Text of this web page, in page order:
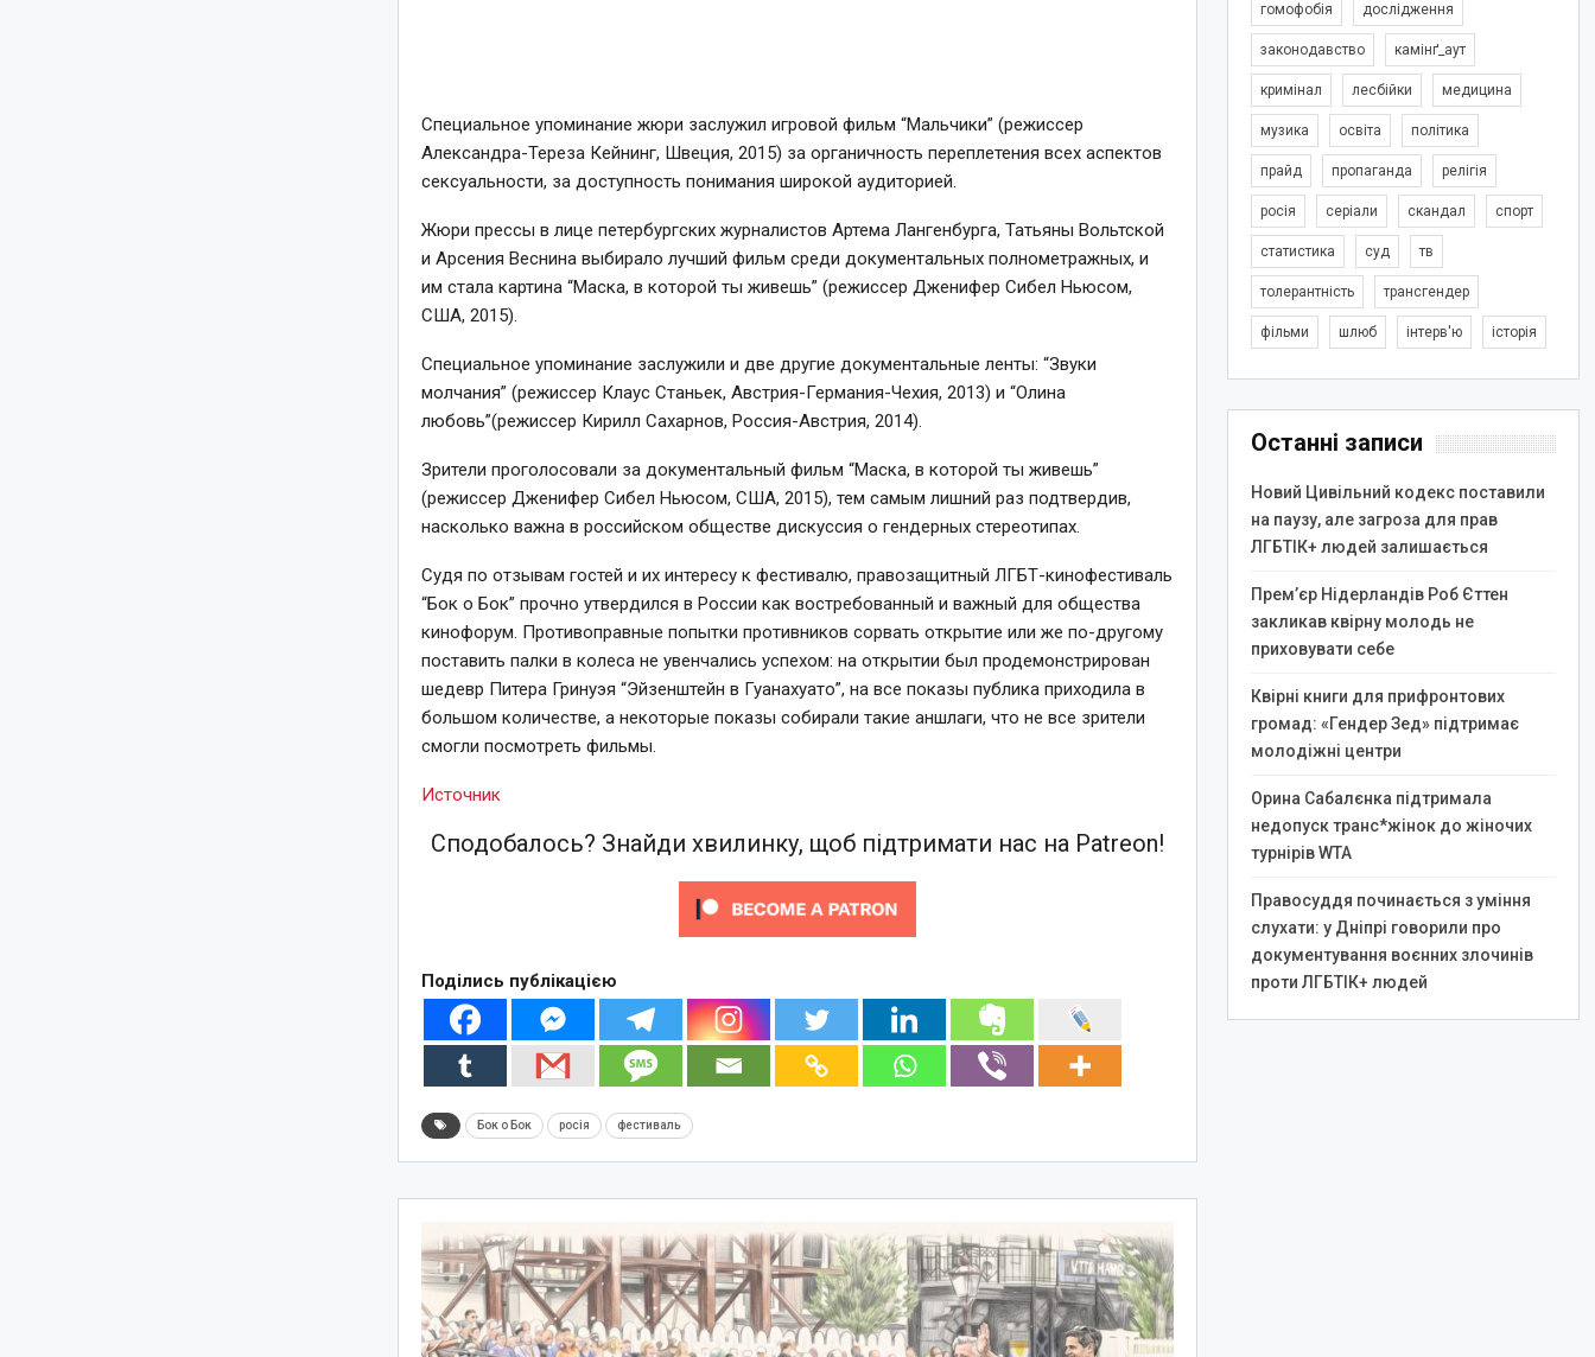
Специальное упоминание жюри заслужил игровой фильм “Мальчики” (режиссер
Александра-Тереза Кейнинг, Швеция, 2015) за органичность переплетения всех аспектов
сексуальности, за доступность понимания широкой аудиторией.
Жюри прессы в лице петербургских журналистов Артема Лангенбурга, Татьяны Вольтской
и Арсения Веснина выбирало лучший фильм среди документальных полнометражных, и
им стала картина “Маска, в которой ты живешь” (режиссер Дженифер Сибел Ньюсом,
США, 2015).
Специальное упоминание заслужили и две другие документальные ленты: “Звуки
молчания” (режиссер Клаус Станьек, Австрия-Германия-Чехия, 2013) и “Олина
любовь”(режиссер Кирилл Сахарнов, Россия-Австрия, 2014).
Зрители проголосовали за документальный фильм “Маска, в которой ты живешь”
(режиссер Дженифер Сибел Ньюсом, США, 2015), тем самым лишний раз подтвердив,
насколько важна в российском обществе дискуссия о гендерных стереотипах.
Судя по отзывам гостей и их интересу к фестивалю, правозащитный ЛГБТ-кинофестиваль
“Бок о Бок” прочно утвердился в России как востребованный и важный для общества
кинофорум. Противоправные попытки противников сорвать открытие или же по-другому
поставить палки в колеса не увенчались успехом: на открытии был продемонстрирован
шедевр Питера Гринуэя “Эйзенштейн в Гуанахуато”, на все показы публика приходила в
большом количестве, а некоторые показы собирали такие аншлаги, что не все зрители
смогли посмотреть фильмы.
Источник
Сподобалось? Знайди хвилинку, щоб підтримати нас на Patreon!
Поділись публікацією
Бок о Бок росія фестиваль
гомофобія дослідження
законодавство камінґ_аут
кримінал лесбійки медицина
музика освіта політика
прайд пропаганда релігія
росія серіали скандал спорт
статистика суд тв
толерантність трансгендер
фільми шлюб інтерв'ю історія
Останні записи
Новий Цивільний кодекс поставили
на паузу, але загроза для прав
ЛГБТІК+ людей залишається
Прем’єр Нідерландів Роб Єттен
закликав квірну молодь не
приховувати себе
Квірні книги для прифронтових
громад: «Гендер Зед» підтримає
молодіжні центри
Орина Сабалєнка підтримала
недопуск транс*жінок до жіночих
турнірів WTA
Правосуддя починається з уміння
слухати: у Дніпрі говорили про
документування воєнних злочинів
проти ЛГБТІК+ людей